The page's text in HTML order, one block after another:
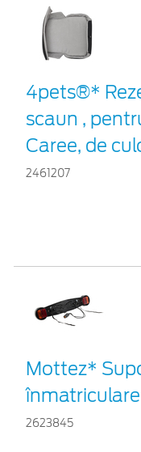
4pets®*
scaun ,
Caree, de
2461207
Mottez*
2623845